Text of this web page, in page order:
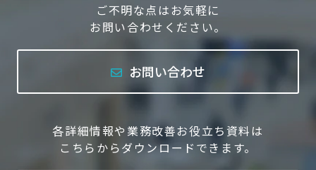
ご不明な点はお気軽に
お問い合わせください。
お問い合わせ
各詳細情報や業務改善お役立ち資料は
こちらからダウンロードできます。